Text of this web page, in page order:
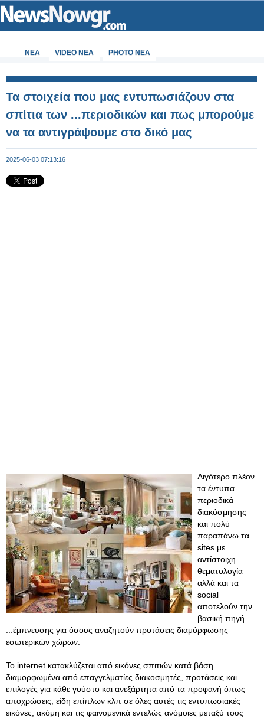
ΝΕΑ VIDEO NEA PHOTO NEA
Τα στοιχεία που μας εντυπωσιάζουν στα
σπίτια των ...περιοδικών και πως μπορούμε
να τα αντιγράψουμε στο δικό μας
2025-06-03 07:13:16
Λιγότερο πλέον
τα έντυπα
περιοδικά
διακόσμησης
και πολύ
παραπάνω τα
sites με
αντίστοιχη
θεματολογία
αλλά και τα
social
αποτελούν την
βασική πηγή
...έμπνευσης για όσους αναζητούν προτάσεις διαμόρφωσης
εσωτερικών χώρων.
Το internet κατακλύζεται από εικόνες σπιτιών κατά βάση
διαμορφωμένα από επαγγελματίες διακοσμητές, προτάσεις και
επιλογές για κάθε γούστο και ανεξάρτητα από τα προφανή όπως
αποχρώσεις, είδη επίπλων κλπ σε όλες αυτές τις εντυπωσιακές
εικόνες, ακόμη και τις φαινομενικά εντελώς ανόμοιες μεταξύ τους